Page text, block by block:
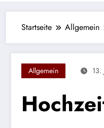
Startseite Allgemein
Allgemein 13.